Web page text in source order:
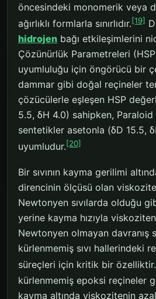
öncesindeki monomerik veya
ağırlıklı formlarla sınırlıdır.[19]
hidrojen bağı etkileşimlerini
Çözünürlük Parametreleri
uyumluluğu için öngörücü bir
dammar gibi doğal reçineler
çözücülerle eşleşen HSP
5.5, δH 4.0) sahipken,
sentetikler asetonla (δD 15.5,
uyumludur.[20]
Bir sıvının kayma gerilimi
direncinin ölçüsü olan
Newtonyen sıvılarda olduğu
yerine kayma hızıyla
Newtonyen olmayan davranış
kürlenmemiş sıvı hallerindeki
süreçleri için kritik bir özelliktir.
kürlenmemiş epoksi reçineler
kayma altında viskozitenin